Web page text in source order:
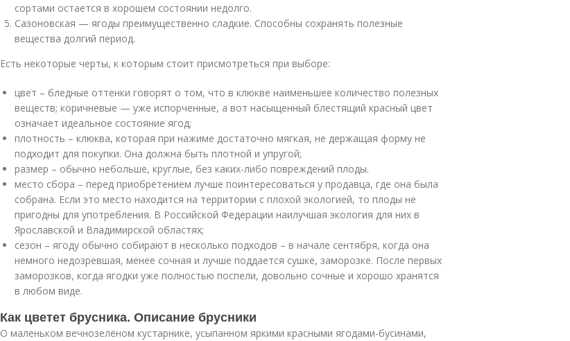
сортами остается в хорошем состоянии недолго.
Сазоновская — ягоды преимущественно сладкие. Способны сохранять полезные
вещества долгий период.
Есть некоторые черты, к которым стоит присмотреться при выборе:
цвет – бледные оттенки говорят о том, что в клюкве наименьшее количество полезных
веществ; коричневые — уже испорченные, а вот насыщенный блестящий красный цвет
означает идеальное состояние ягод;
плотность – клюква, которая при нажиме достаточно мягкая, не держащая форму не
подходит для покупки. Она должна быть плотной и упругой;
размер – обычно небольше, круглые, без каких-либо повреждений плоды.
место сбора – перед приобретением лучше поинтересоваться у продавца, где она была
собрана. Если это место находится на территории с плохой экологией, то плоды не
пригодны для употребления. В Российской Федерации наилучшая экология для них в
Ярославской и Владимирской областях;
сезон – ягоду обычно собирают в несколько подходов – в начале сентября, когда она
немного недозревшая, менее сочная и лучше поддается сушке, заморозке. После первых
заморозков, когда ягодки уже полностью поспели, довольно сочные и хорошо хранятся
в любом виде.
Как цветет брусника. Описание брусники
О маленьком вечнозелёном кустарнике, усыпанном яркими красными ягодами-бусинами,